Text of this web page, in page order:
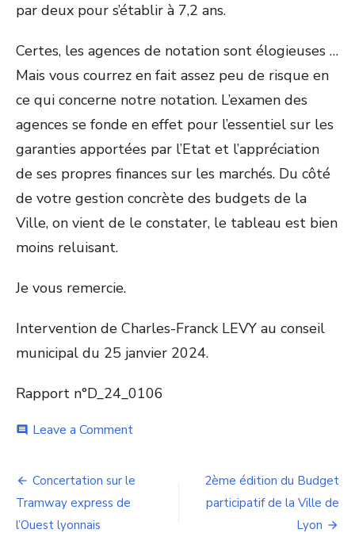
par deux pour s’établir à 7,2 ans.
Certes, les agences de notation sont élogieuses …
Mais vous courrez en fait assez peu de risque en
ce qui concerne notre notation. L’examen des
agences se fonde en effet pour l’essentiel sur les
garanties apportées par l’Etat et l’appréciation
de ses propres finances sur les marchés. Du côté
de votre gestion concrète des budgets de la
Ville, on vient de le constater, le tableau est bien
moins reluisant.
Je vous remercie.
Intervention de Charles-Franck LEVY au conseil
municipal du 25 janvier 2024.
Rapport n°D_24_0106
comment Leave a Commenton
2024
Navigation
de
l’article
Concertation sur le
Tramway express de
l’Ouest lyonnais
2ème édition du Budget
participatif de la Ville de
Lyon